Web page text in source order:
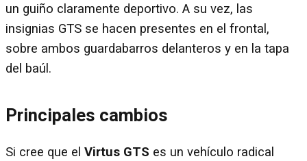
un guiño claramente deportivo. A su vez, las
insignias GTS se hacen presentes en el frontal,
sobre ambos guardabarros delanteros y en la tapa
del baúl.
Principales cambios
Si cree que el Virtus GTS es un vehículo radical